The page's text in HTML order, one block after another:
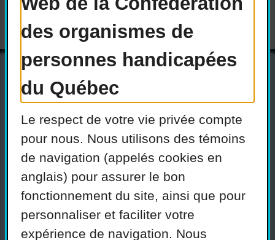
des organismes de
personnes handicapées
du Québec
Le respect de votre vie privée compte
pour nous. Nous utilisons des témoins
de navigation (appelés cookies en
anglais) pour assurer le bon
fonctionnement du site, ainsi que pour
personnaliser et faciliter votre
expérience de navigation. Nous
Actualités
Devenir membre
Nous joindre
Nous recrutons
Réseaux sociaux
Guide sur l’accessibilité
universelle
FAQ